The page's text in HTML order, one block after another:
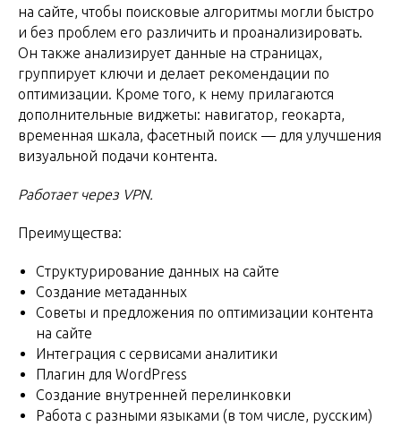
на сайте, чтобы поисковые алгоритмы могли быстро
и без проблем его различить и проанализировать.
Он также анализирует данные на страницах,
группирует ключи и делает рекомендации по
оптимизации. Кроме того, к нему прилагаются
дополнительные виджеты: навигатор, геокарта,
временная шкала, фасетный поиск — для улучшения
визуальной подачи контента.
Работает через VPN.
Преимущества:
Структурирование данных на сайте
Создание метаданных
Советы и предложения по оптимизации контента
на сайте
Интеграция с сервисами аналитики
Плагин для WordPress
Создание внутренней перелинковки
Работа с разными языками (в том числе, русским)